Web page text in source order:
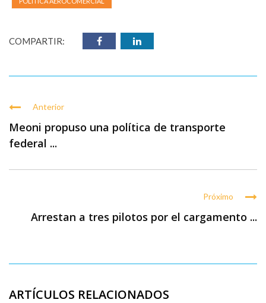
COMPARTIR:
Anterior
Meoni propuso una política de transporte
federal ...
Próximo
Arrestan a tres pilotos por el cargamento ...
ARTÍCULOS RELACIONADOS